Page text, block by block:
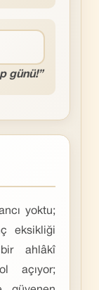
günü!”
yoktu;
eksikliği
ahlâkî
açıyor;